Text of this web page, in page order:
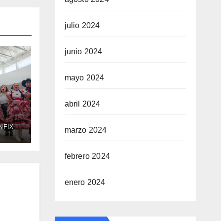
julio 2024
junio 2024
mayo 2024
abril 2024
marzo 2024
febrero 2024
enero 2024